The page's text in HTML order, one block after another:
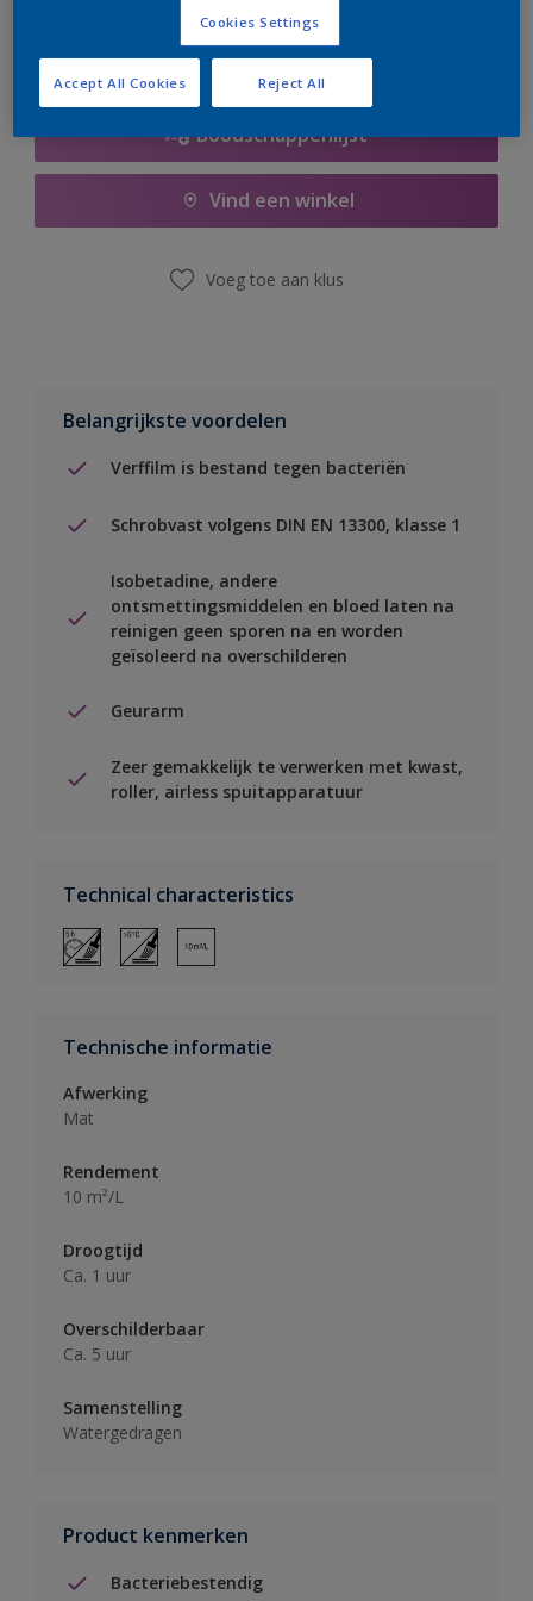
Boodschappenlijst
Vind een winkel
Voeg toe aan klus
Belangrijkste voordelen
Verffilm is bestand tegen bacteriën
Schrobvast volgens DIN EN 13300, klasse 1
Isobetadine, andere
ontsmettingsmiddelen en bloed laten na
reinigen geen sporen na en worden
geïsoleerd na overschilderen
Geurarm
Zeer gemakkelijk te verwerken met kwast,
roller, airless spuitapparatuur
Technical characteristics
Technische informatie
Afwerking
Mat
Rendement
10 m²/L
Droogtijd
Ca. 1 uur
Overschilderbaar
Ca. 5 uur
Samenstelling
Watergedragen
Product kenmerken
Bacteriebestendig
Cookies Settings
Reject All
Accept All Cookies